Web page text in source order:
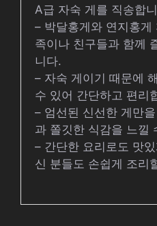
A급 자숙 게를 직송합
– 박달홍게와 연지홍
족이나 친구들과 함께
니다.
– 자숙 게이기 때문에
수 있어 간단하고 편리
– 엄선된 신선한 게만
과 쫄깃한 식감을 느낄
– 간단한 요리로도 맛
신 분들도 손쉽게 조리